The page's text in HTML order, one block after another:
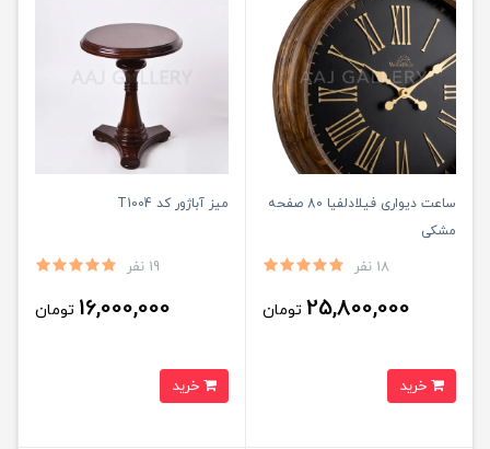
ساعت دیواری فیلادلفیا 80 صفحه
مشکی
18 نفر
25,800,000 تومان
میز آباژور کد T1004
19 نفر
16,000,000 تومان